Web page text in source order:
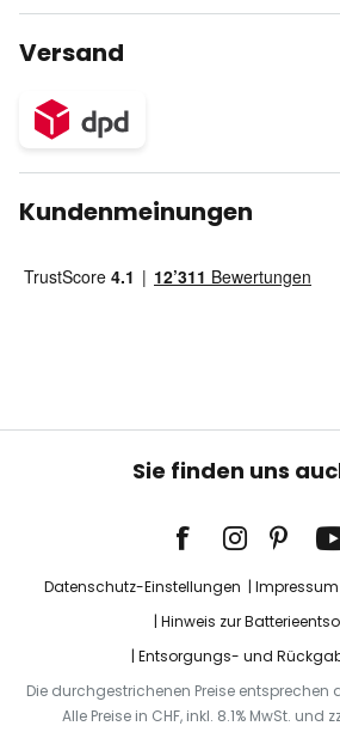
Versand
Kundenmeinungen
Sie finden uns
Datenschutz-Einstellungen Impressum
Hinweis zur
Entsorgungs- und
Die durchgestrichenen Preise entsprechen
Alle Preise in CHF, inkl. 8.1% MwSt. und